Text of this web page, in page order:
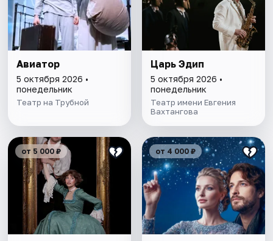
Авиатор
5 октября 2026 •
понедельник
Театр на Трубной
Царь Эдип
5 октября 2026 •
понедельник
Театр имени Евгения
Вахтангова
от 5 000 ₽ от 4 000 ₽